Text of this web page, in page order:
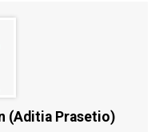
(Aditia Prasetio)